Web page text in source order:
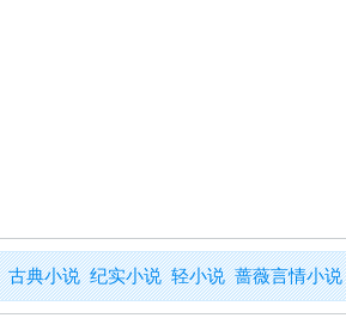
古典小说 纪实小说 轻小说 蔷薇言情小说